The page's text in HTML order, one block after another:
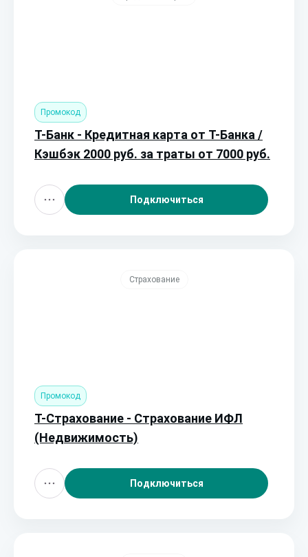
Промокод
Т-Банк - Кредитная карта от Т-Банка /
Кэшбэк 2000 руб. за траты от 7000 руб.
Подключиться
Страхование
Промокод
Т-Страхование - Страхование ИФЛ
(Недвижимость)
Подключиться